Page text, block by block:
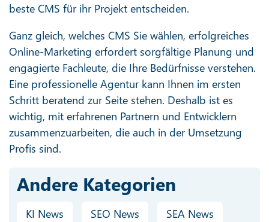
Andere Kategorien
KI News SEO News SEA News
beste CMS für ihr Projekt entscheiden.
Ganz gleich, welches CMS Sie wählen, erfolgreiches
Online-Marketing erfordert sorgfältige Planung und
engagierte Fachleute, die Ihre Bedürfnisse verstehen.
Eine professionelle Agentur kann Ihnen im ersten
Schritt beratend zur Seite stehen. Deshalb ist es
wichtig, mit erfahrenen Partnern und Entwicklern
zusammenzuarbeiten, die auch in der Umsetzung
Profis sind.